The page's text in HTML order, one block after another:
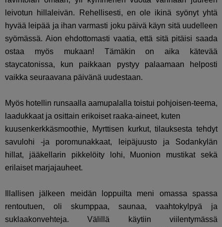
leivotun hillaleivän. Rehellisesti, en ole ikinä syönyt yhtä
hyvää leipää ja ihan varmasti joku päivä käyn sitä uudelleen
syömässä. Aion ehdottomasti vaatia, että sitä pitäisi saada
ostaa myös mukaan! Tämäkin on aika kätevää
staycatonissa, kun paikkaan pystyy palaamaan helposti
vaikka seuraavana päivänä uudestaan.
Myös hotellin runsaalla aamupalalla toistui pohjoisen-teema,
laadukkaat ja osittain erikoiset raaka-aineet, kuten
kuusenkerkkäsmoothie, Myrttisen kurkut, tilauksesta tehdyt
savulohi -ja poromunakkaat, leipäjuusto ja Sodankylän
hillat, jääkellarin pikkelöity lohi, Muonion mustikat sekä
erilaiset marjajauheet.
Illallisen jälkeen meidän loppuilta meni omassa spassa
rentoutuen, oli skumppaa, saunaa, vaahtokylpyä ja
suklaakonvehteja. Välillä käytiin viilentymässä